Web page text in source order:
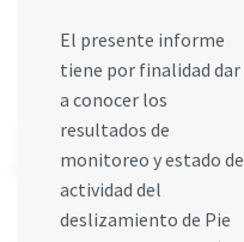
El presente informe
tiene por finalidad dar
a conocer los
resultados de
monitoreo y estado de
actividad del
deslizamiento de Pie